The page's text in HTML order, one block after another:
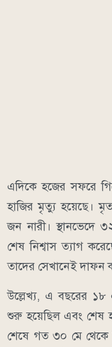
এদিকে হজের সফরে
হাজির মৃত্যু হয়েছে।
জন নারী। স্থানভেদে
শেষ নিশ্বাস ত্যাগ
তাদের সেখানেই দাফন
উল্লেখ্য, এ বছরের ১৮
শুরু হয়েছিল এবং শেষ
শেষে গত ৩০ মে থেকে